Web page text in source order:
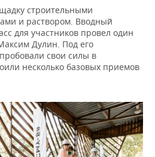
строительными
и раствором. Вводный
для участников провел один
Дулин. Под его
свои силы в
несколько базовых приемов